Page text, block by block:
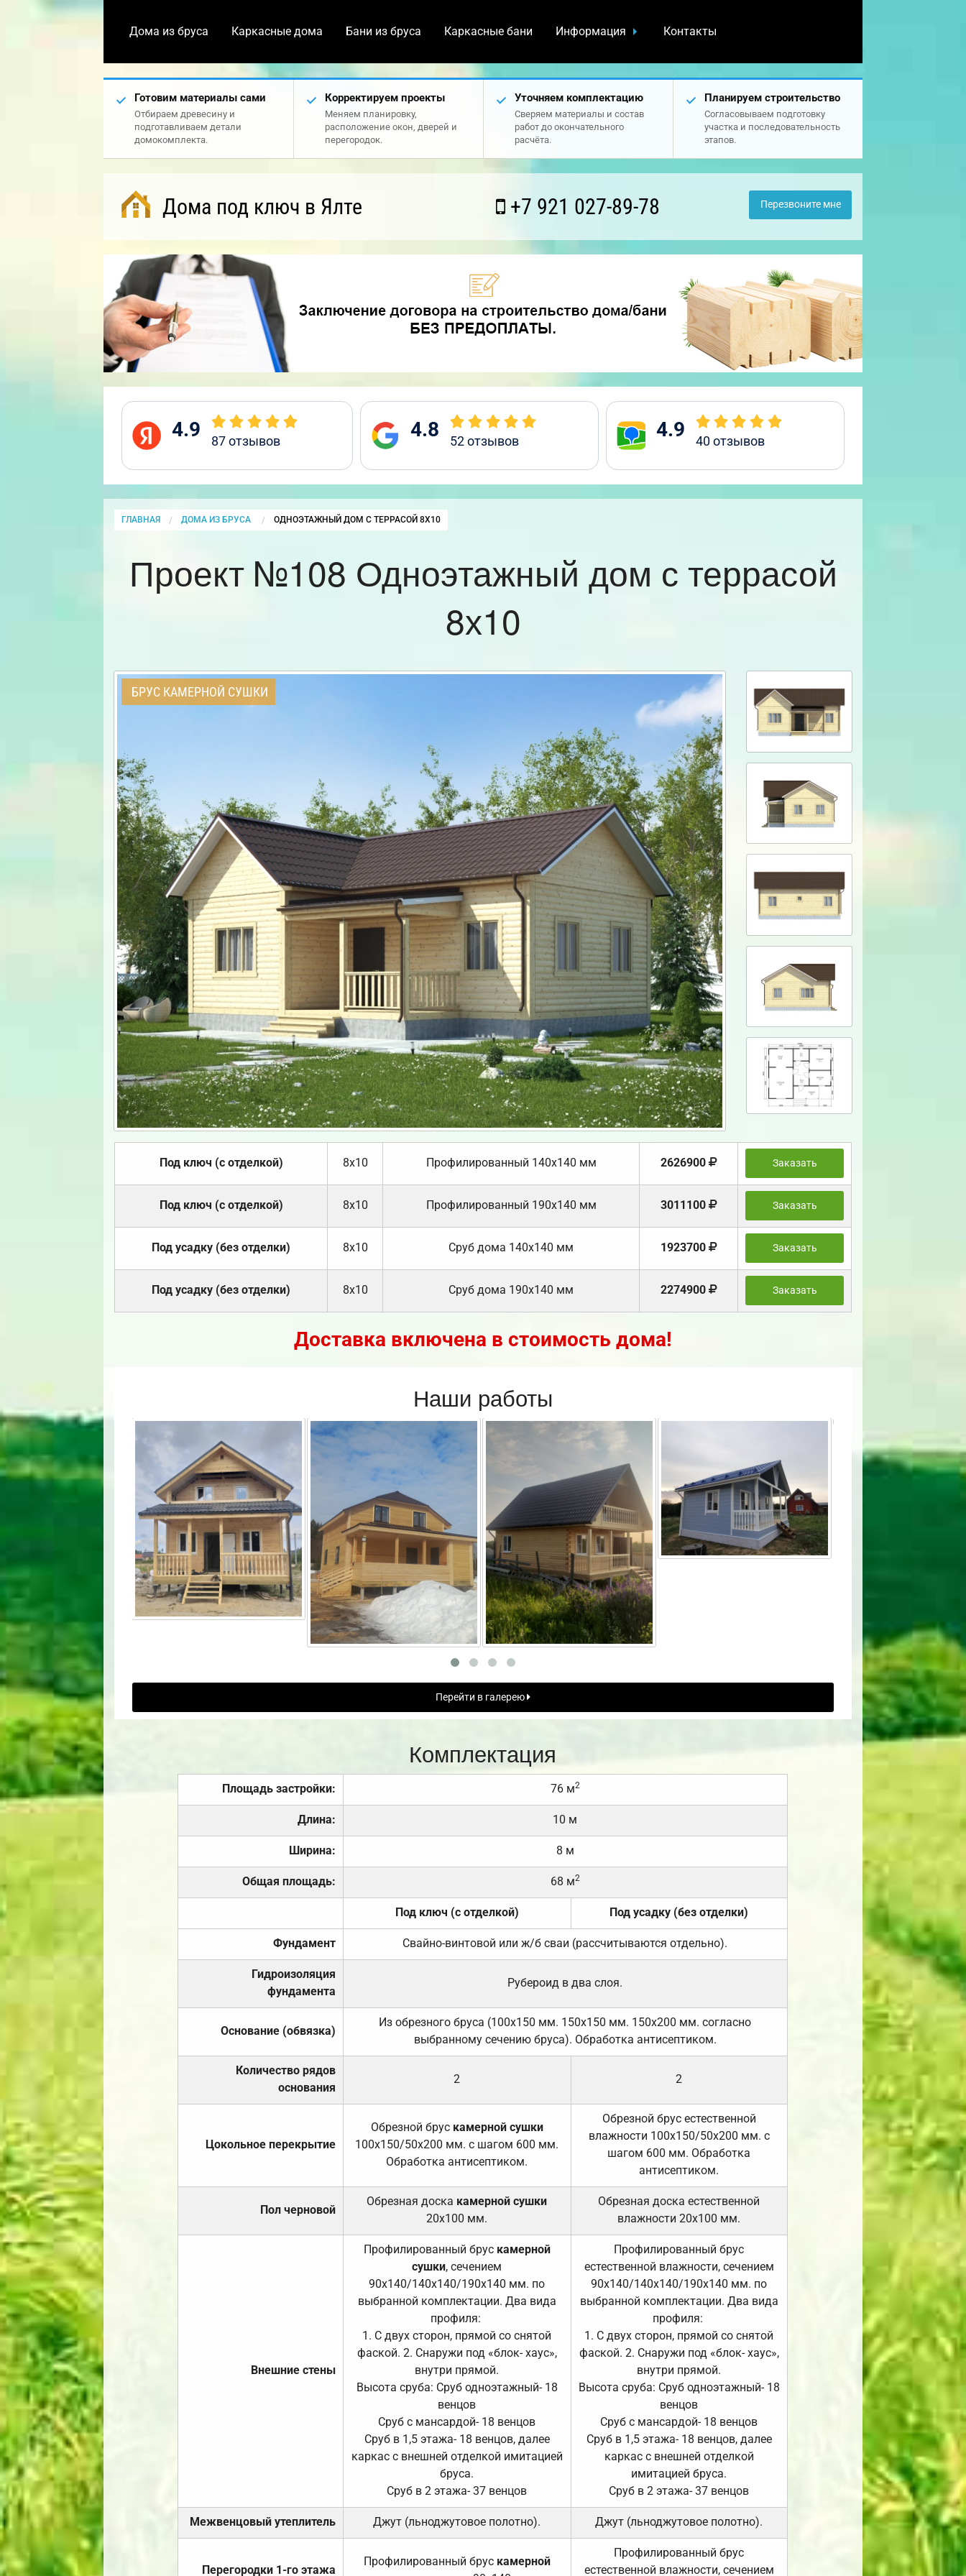
Дома из бруса Каркасные дома Бани из бруса Каркасные бани Информация Контакты
Готовим материалы сами
Отбираем древесину и
подготавливаем детали
домокомплекта.
Корректируем проекты
Меняем планировку,
расположение окон, дверей и
перегородок.
Уточняем комплектацию
Сверяем материалы и состав
работ до окончательного
расчёта.
Планируем строительство
Согласовываем подготовку
участка и последовательность
этапов.
Дома под ключ в Ялте +7 921 027-89-78 Перезвоните мне
4.9 87отзывов 4.8 52отзывов 4.9 40отзывов
ГЛАВНАЯ ДОМА ИЗ БРУСА CURRENT:
ОДНОЭТАЖНЫЙ ДОМ С ТЕРРАСОЙ 8Х10
Проект №108 Одноэтажный дом с террасой
8х10
БРУС КАМЕРНОЙ СУШКИ
Под ключ (с отделкой) 8х10 Профилированный 140х140 мм 2626900 Заказать
Под ключ (с отделкой) 8х10 Профилированный 190х140 мм 3011100 Заказать
Под усадку (без отделки) 8х10 Cруб дома 140х140 мм 1923700 Заказать
Под усадку (без отделки) 8х10 Cруб дома 190х140 мм 2274900 Заказать
Доставка включена в стоимость дома!
Наши работы
Перейти в галерею
Комплектация
Площадь застройки: 76 м2
Длина: 10 м
Ширина: 8 м
Общая площадь: 68 м2
Под ключ (с отделкой) Под усадку (без отделки)
Фундамент Свайно-винтовой или ж/б сваи (рассчитываются отдельно).
Гидроизоляция
фундамента
Рубероид в два слоя.
Основание (обвязка)
Из обрезного бруса (100х150 мм. 150х150 мм. 150х200 мм. согласно
выбранному сечению бруса). Обработка антисептиком.
Количество рядов
основания
2 2
Цокольное перекрытие
Обрезной брус камерной сушки
100х150/50х200 мм. с шагом 600 мм.
Обработка антисептиком.
Обрезной брус естественной
влажности 100х150/50х200 мм. с
шагом 600 мм. Обработка
антисептиком.
Пол черновой
Обрезная доска камерной сушки
20х100 мм.
Обрезная доска естественной
влажности 20х100 мм.
Внешние стены
Профилированный брус камерной
сушки, сечением
90х140/140х140/190х140 мм. по
выбранной комплектации. Два вида
профиля:
1. С двух сторон, прямой со снятой
фаской. 2. Снаружи под «блок- хаус»,
внутри прямой.
Высота сруба: Сруб одноэтажный- 18
венцов
Сруб с мансардой- 18 венцов
Сруб в 1,5 этажа- 18 венцов, далее
каркас с внешней отделкой имитацией
бруса.
Сруб в 2 этажа- 37 венцов
Профилированный брус
естественной влажности, сечением
90х140/140х140/190х140 мм. по
выбранной комплектации. Два вида
профиля:
1. С двух сторон, прямой со снятой
фаской. 2. Снаружи под «блок- хаус»,
внутри прямой.
Высота сруба: Сруб одноэтажный- 18
венцов
Сруб с мансардой- 18 венцов
Сруб в 1,5 этажа- 18 венцов, далее
каркас с внешней отделкой
имитацией бруса.
Сруб в 2 этажа- 37 венцов
Межвенцовый утеплитель Джут (льноджутовое полотно). Джут (льноджутовое полотно).
Перегородки 1-го этажа
Профилированный брус камерной
Профилированный брус
естественной влажности, сечением